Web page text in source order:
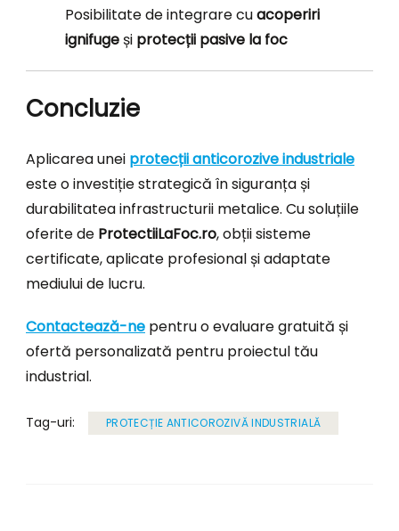
Posibilitate de integrare cuacoperiri
ignifugeși protecții pasive la foc
Concluzie
Aplicarea unei protecții anticorozive industriale
este o investiție strategică în siguranța și
durabilitatea infrastructurii metalice. Cu soluțiile
oferite de ProtectiiLaFoc.ro, obții sisteme
certificate, aplicate profesional și adaptate
mediului de lucru.
Contactează-ne pentru o evaluare gratuită și
ofertă personalizată pentru proiectul tău
industrial.
Tag-uri: PROTECȚIE ANTICOROZIVĂ INDUSTRIALĂ